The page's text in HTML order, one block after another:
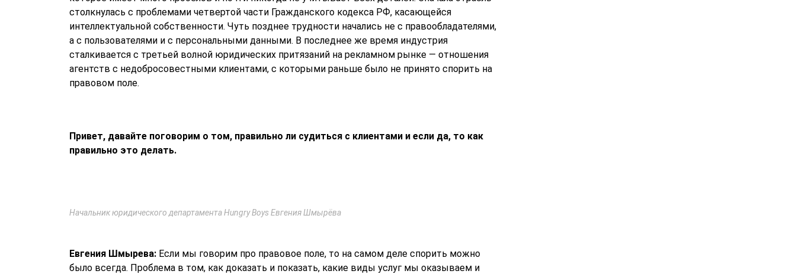
столкнулась с проблемами четвертой части Гражданского кодекса РФ, касающейся
интеллектуальной собственности. Чуть позднее трудности начались не с правообладателями,
а с пользователями и с персональными данными. В последнее же время индустрия
сталкивается с третьей волной юридических притязаний на рекламном рынке — отношения
агентств с недобросовестными клиентами, с которыми раньше было не принято спорить на
правовом поле.
Привет, давайте поговорим о том, правильно ли судиться с клиентами и если да, то как
правильно это делать.
Начальник юридического департамента Hungry Boys Евгения Шмырёва
Евгения Шмырева: Если мы говорим про правовое поле, то на самом деле спорить можно
было всегда. Проблема в том, как доказать и показать, какие виды услуг мы оказываем и